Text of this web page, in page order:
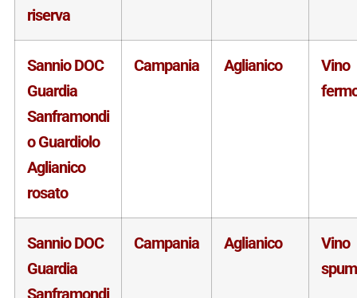
riserva
Sannio DOC
Guardia
Sanframondi
o Guardiolo
Aglianico
rosato
Campania Aglianico
Vino
Sannio DOC
Guardia
Sanframondi
Campania Aglianico
Vino